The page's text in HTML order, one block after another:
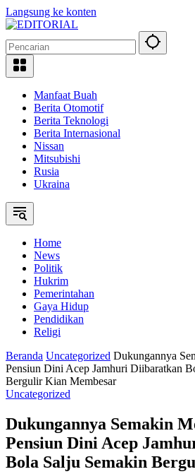
Langsung ke konten
Manfaat Buah
Berita Otomotif
Berita Teknologi
Berita Internasional
Nissan
Mitsubishi
Rusia
Ukraina
Home
News
Politik
Hukrim
Pemerintahan
Gaya Hidup
Pendidikan
Religi
Beranda Uncategorized Dukungannya
Pensiun Dini Acep Jamhuri Diibaratkan
Bergulir Kian Membesar
Uncategorized
Dukungannya Semakin
Pensiun Dini Acep
Bola Salju Semakin